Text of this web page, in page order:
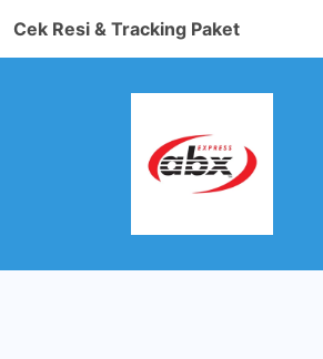
Cek Resi & Tracking Paket